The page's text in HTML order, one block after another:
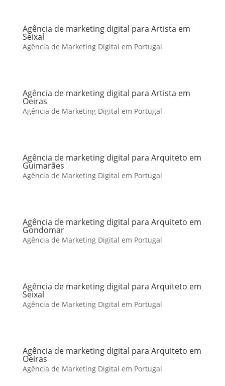
Agência de marketing digital para Artista em
Seixal
Agência de Marketing Digital em Portugal
Agência de marketing digital para Artista em
Oeiras
Agência de Marketing Digital em Portugal
Agência de marketing digital para Arquiteto em
Guimarães
Agência de Marketing Digital em Portugal
Agência de marketing digital para Arquiteto em
Gondomar
Agência de Marketing Digital em Portugal
Agência de marketing digital para Arquiteto em
Seixal
Agência de Marketing Digital em Portugal
Agência de marketing digital para Arquiteto em
Oeiras
Agência de Marketing Digital em Portugal